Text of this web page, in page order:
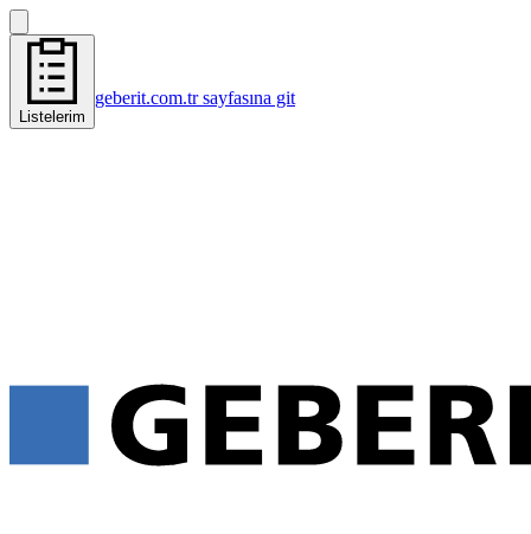
Listelerim
geberit.com.tr sayfasına git